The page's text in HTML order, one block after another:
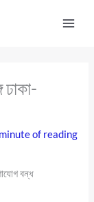
ঢাকা-
of reading
বন্ধ